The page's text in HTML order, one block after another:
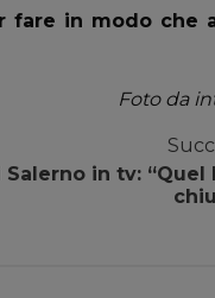
fare in modo che
Foto da
in tv: “Quel